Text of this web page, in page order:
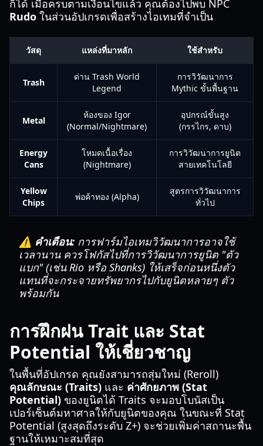
ก็ได้ เมื่อครบตามเงื่อนไขแล้ว คุณต้องไปพบ NPC
Rudo ในส่วนอัปเกรดเพื่อสร้างไอเทมที่จำเป็น
วัสดุ แหล่งที่มาหลัก ใช้สำหรับ
Trash
ด่าน Trash World
Legend
การวิวัฒนาการ
Mythic ขั้นพื้นฐาน
Metal
ห้องของ Igor
(Normal/Nightmare)
อุปกรณ์ขั้นสูง
(กรรไกร, ดาบ)
Energy
Cans
โหมดเนื้อเรื่อง
(Nightmare)
การวิวัฒนาการยูนิต
สายเทคโนโลยี
Yellow
Chips
พ่อค้าทอง (Alpha)
สูตรการวิวัฒนาการ
ทั่วไป
⚠️ คำเตือน: การฟาร์มไอเทมวิวัฒนาการอาจใช้
เวลานาน ควรโฟกัสไปที่การวิวัฒนาการยูนิต "ตัว
แบก" (เช่น Rio หรือ Shanks) ให้เสร็จก่อนหนึ่งตัว
แทนที่จะกระจายทรัพยากรไปกับยูนิตหลายๆ ตัว
พร้อมกัน
การฝึกฝน Trait และ Stat
Potential ให้เชี่ยวชาญ
ในพื้นที่อัปเกรด คุณยังสามารถสุ่มใหม่ (Reroll)
คุณลักษณะ (Traits) และ ค่าศักยภาพ (Stat
Potential) ของยูนิตได้ Traits จะมอบโบนัสเป็น
เปอร์เซ็นต์มหาศาลให้กับยูนิตของคุณ ในขณะที่ Stat
Potential (สูงสุดถึงระดับ Z+) จะช่วยเพิ่มค่าสถานะพื้น
ฐานให้เหมาะสมที่สุด